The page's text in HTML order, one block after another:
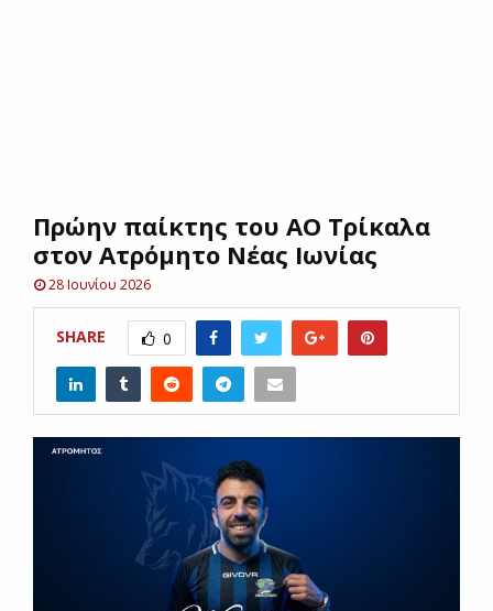
UΠρώην παίκτης του ΑΟ Τρίκαλα
στον Ατρόμητο Νέας Ιωνίας
28 Ιουνίου 2026
SHARE 0